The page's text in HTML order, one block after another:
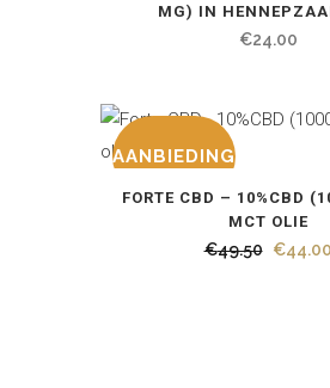
MG) IN
€24.00
AANBIEDING
FORTE CBD – 10%CBD
MCT OLIE
€49.50 €44.00